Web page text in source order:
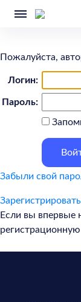
Пожалуйста,
Логин:
Пароль:
Забыли свой
Если вы впервые